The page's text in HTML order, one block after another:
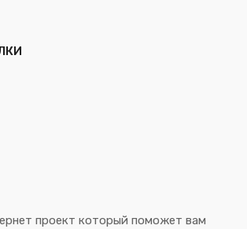
проект который поможет вам